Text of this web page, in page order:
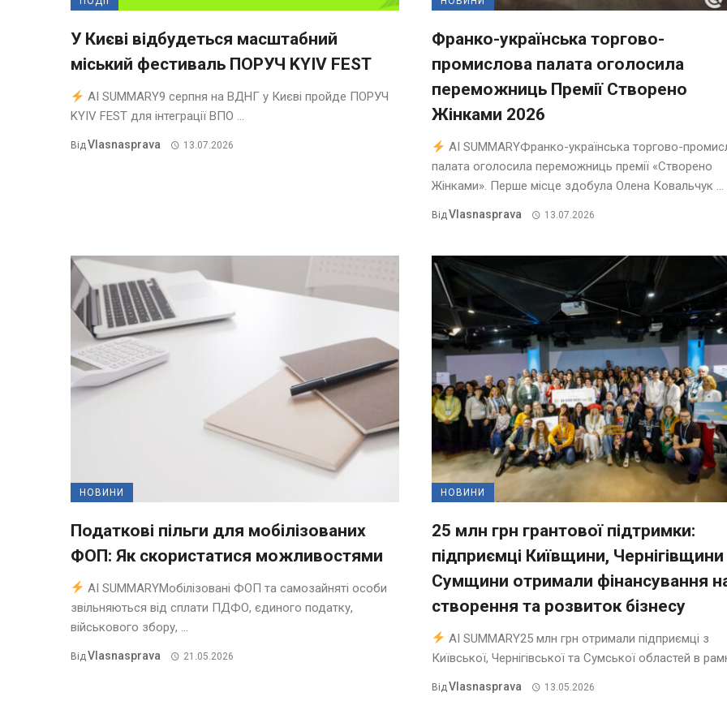
У Києві відбудеться масштабний
міський фестиваль ПОРУЧ KYIV FEST
AI SUMMARY9 серпня на ВДНГ у Києві пройде ПОРУЧ
KYIV FEST для інтеграції ВПО ...
ВідVlasnasprava 13.07.2026
Франко-українська торгово-
промислова палата оголосила
переможниць Премії Створено
Жінками 2026
AI SUMMARYФранко-українська торгово-
палата оголосила переможниць премії «Створено
Жінками». Перше місце здобула Олена Ковальчук ...
ВідVlasnasprava 13.07.2026
НОВИНИ
Податкові пільги для мобілізованих
ФОП: Як скористатися можливостями
AI SUMMARYМобілізовані ФОП та самозайняті особи
звільняються від сплати ПДФО, єдиного податку,
військового збору, ...
Від Vlasnasprava 21.05.2026
НОВИНИ
25 млн грн грантової підтримки:
підприємці Київщини, Чернігівщини
Сумщини отримали фінансування
створення та розвиток бізнесу
AI SUMMARY25 млн грн отримали підприємці з
Київської, Чернігівської та Сумської областей в
Від Vlasnasprava 13.05.2026